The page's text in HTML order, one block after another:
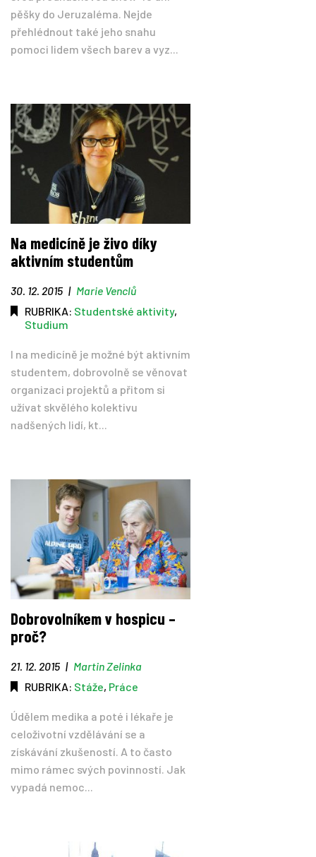
pěšky do Jeruzaléma. Nejde
přehlédnout také jeho snahu
pomoci lidem všech barev a vyz...
Na medicíně je živo díky
aktivním studentům
30. 12. 2015 | Marie Venclů
RUBRIKA: Studentské aktivity,
Studium
I na medicíně je možné být aktivním
studentem, dobrovolně se věnovat
organizaci projektů a přitom si
užívat skvělého kolektivu
nadšených lidí, kt...
Dobrovolníkem v hospicu –
proč?
21. 12. 2015 | Martin Zelinka
RUBRIKA: Stáže, Práce
Údělem medika a poté i lékaře je
celoživotní vzdělávání se a
získávání zkušeností. A to často
mimo rámec svých povinností. Jak
vypadá nemoc...